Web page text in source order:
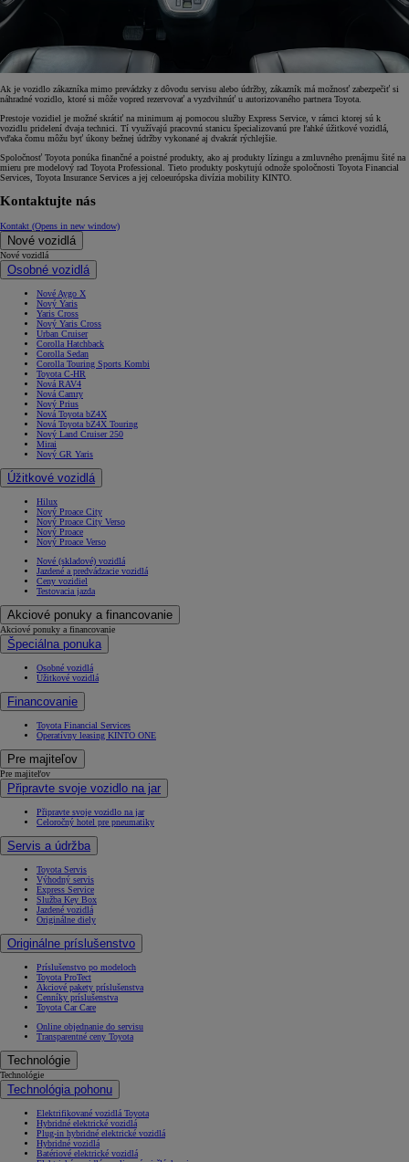
Ak je vozidlo zákazníka mimo prevádzky z dôvodu servisu alebo údržby, zákazník má možnosť zabezpečiť si
náhradné vozidlo, ktoré si môže vopred rezervovať a vyzdvihnúť u autorizovaného partnera Toyota.
Prestoje vozidiel je možné skrátiť na minimum aj pomocou služby Express Service, v rámci ktorej sú k
vozidlu pridelení dvaja technici. Tí využívajú pracovnú stanicu špecializovanú pre ľahké úžitkové vozidlá,
vďaka čomu môžu byť úkony bežnej údržby vykonané aj dvakrát rýchlejšie.
Spoločnosť Toyota ponúka finančné a poistné produkty, ako aj produkty lízingu a zmluvného prenájmu šité na
mieru pre modelový rad Toyota Professional. Tieto produkty poskytujú odnože spoločnosti Toyota Financial
Services, Toyota Insurance Services a jej celoeurópska divízia mobility KINTO.
Kontaktujte nás
Kontakt (Opens in new window)
Nové vozidlá
Nové vozidlá
Osobné vozidlá
Nové Aygo X
Nový Yaris
Yaris Cross
Nový Yaris Cross
Urban Cruiser
Corolla Hatchback
Corolla Sedan
Corolla Touring Sports Kombi
Toyota C-HR
Nová RAV4
Nová Camry
Nový Prius
Nová Toyota bZ4X
Nová Toyota bZ4X Touring
Nový Land Cruiser 250
Mirai
Nový GR Yaris
Úžitkové vozidlá
Hilux
Nový Proace City
Nový Proace City Verso
Nový Proace
Nový Proace Verso
Nové (skladové) vozidlá
Jazdené a predvádzacie vozidlá
Ceny vozidiel
Testovacia jazda
Akciové ponuky a financovanie
Akciové ponuky a financovanie
Špeciálna ponuka
Osobné vozidlá
Úžitkové vozidlá
Financovanie
Toyota Financial Services
Operatívny leasing KINTO ONE
Pre majiteľov
Pre majiteľov
Připravte svoje vozidlo na jar
Připravte svoje vozidlo na jar
Celoročný hotel pre pneumatiky
Servis a údržba
Toyota Servis
Výhodný servis
Express Service
Služba Key Box
Jazdené vozidlá
Originálne diely
Originálne príslušenstvo
Príslušenstvo po modeloch
Toyota ProTect
Akciové pakety príslušenstva
Cenníky príslušenstva
Toyota Car Care
Online objednanie do servisu
Transparentné ceny Toyota
Technológie
Technológie
Technológia pohonu
Elektrifikované vozidlá Toyota
Hybridné elektrické vozidlá
Plug-in hybridné elektrické vozidlá
Hybridné vozidlá
Batériové elektrické vozidlá